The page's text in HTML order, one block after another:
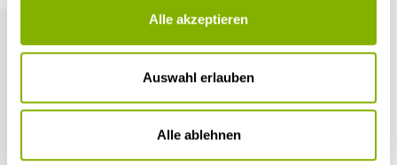
Alle akzeptieren
Auswahl erlauben
Alle ablehnen